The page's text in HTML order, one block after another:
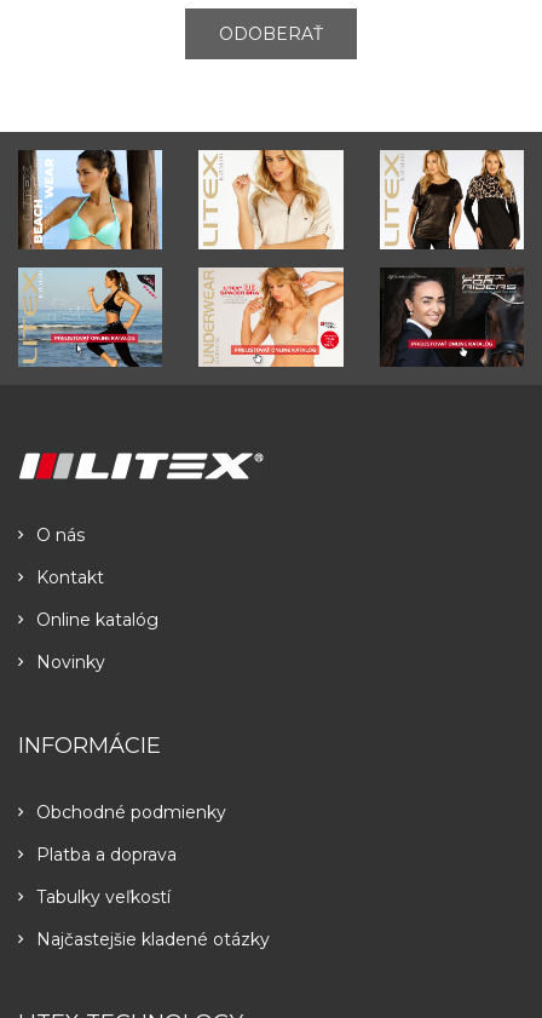
ODOBERAŤ
O nás
Kontakt
Online katalóg
Novinky
INFORMÁCIE
Obchodné podmienky
Platba a doprava
Tabulky veľkostí
Najčastejšie kladené otázky